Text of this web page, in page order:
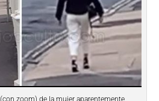
zoom) de la mujer aparentemente